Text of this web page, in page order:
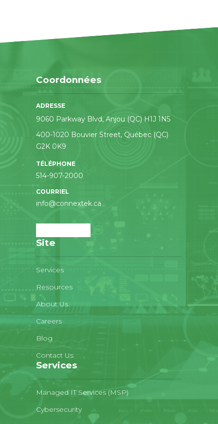
Coordonnées
ADRESSE
9060 Parkway Blvd, Anjou (QC) H1J 1N5
400-1020 Bouvier Street, Québec (QC)
G2K 0K9
TÉLÉPHONE
514-907-2000
COURRIEL
info@connextek.ca
Site
Services
Resources
About Us
Careers
Blog
Contact Us
Services
Managed IT Services (MSP)
Cybersecurity